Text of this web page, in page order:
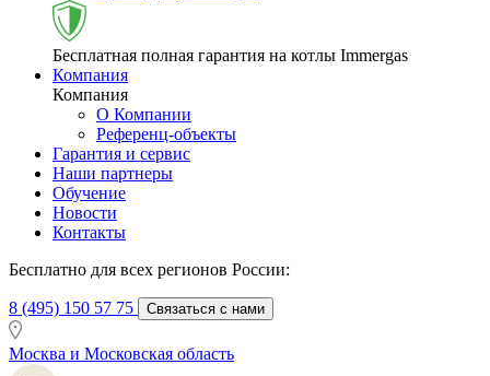
Бесплатная полная гарантия на котлы Immergas
Компания
Компания
О Компании
Референц-объекты
Гарантия и сервис
Наши партнеры
Обучение
Новости
Контакты
Бесплатно для всех регионов России:
8 (495) 150 57 75 Связаться с нами
Москва и Московская область